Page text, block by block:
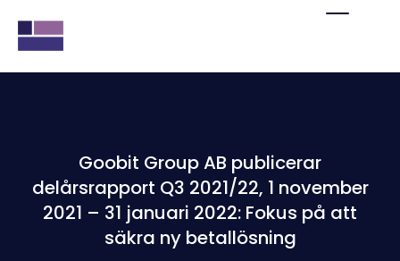
Goobit Group AB publicerar
delårsrapport Q3 2021/22, 1 november
2021 – 31 januari 2022: Fokus på att
säkra ny betallösning